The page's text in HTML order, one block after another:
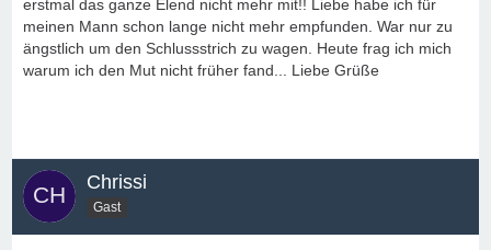
erstmal das ganze Elend nicht mehr mit!! Liebe habe ich für
meinen Mann schon lange nicht mehr empfunden. War nur zu
ängstlich um den Schlussstrich zu wagen. Heute frag ich mich
warum ich den Mut nicht früher fand... Liebe Grüße
Chrissi
Gast